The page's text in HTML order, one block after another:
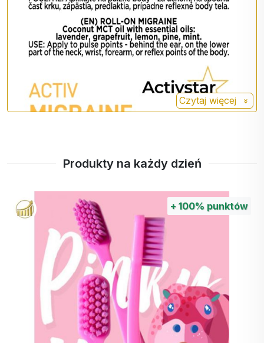
Czytaj więcej
Produkty na każdy dzień
+ 100% punktów